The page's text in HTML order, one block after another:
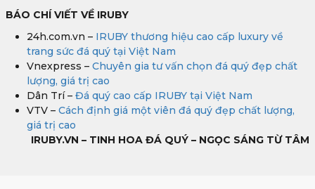
BÁO CHÍ VIẾT VỀ IRUBY
24h.com.vn – IRUBY thương hiệu cao cấp luxury về
trang sức đá quý tại Việt Nam
Vnexpress – Chuyên gia tư vấn chọn đá quý đẹp chất
lượng, giá trị cao
Dân Trí – Đá quý cao cấp IRUBY tại Việt Nam
VTV – Cách định giá một viên đá quý đẹp chất lượng,
giá trị cao
IRUBY.VN – TINH HOA ĐÁ QUÝ – NGỌC SÁNG TỪ TÂM